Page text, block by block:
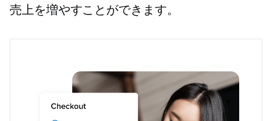
売上を増やすことができます。